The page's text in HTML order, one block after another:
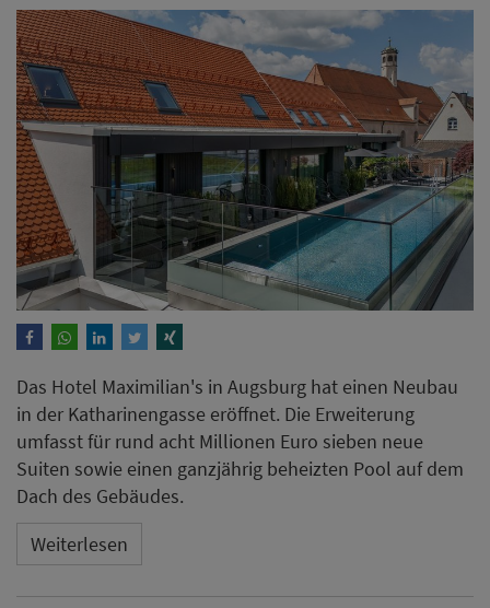
Das Hotel Maximilian's in Augsburg hat einen Neubau
in der Katharinengasse eröffnet. Die Erweiterung
umfasst für rund acht Millionen Euro sieben neue
Suiten sowie einen ganzjährig beheizten Pool auf dem
Dach des Gebäudes.
Weiterlesen